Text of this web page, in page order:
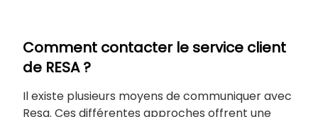
Comment contacter le service client
de RESA ?
Il existe plusieurs moyens de communiquer avec
Resa. Ces différentes approches offrent une